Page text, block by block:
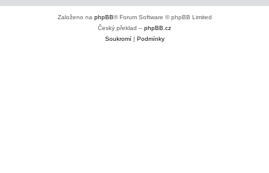
Založeno na phpBB® Forum Software © phpBB Limited
Český překlad – phpBB.cz
Soukromí| Podmínky